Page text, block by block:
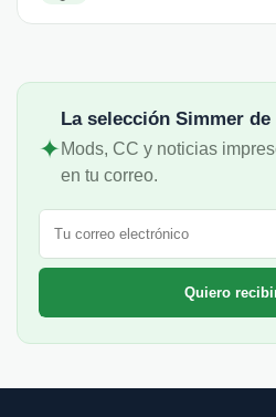
✦
La selección Simmer de
Mods, CC y noticias
en tu correo.
Correo electrónico
Quiero